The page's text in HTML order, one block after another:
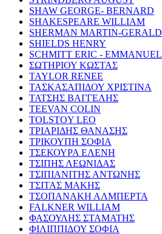
SHAW GEORGE- BERNARD
SHAKESPEARE WILLIAM
SHERMAN MARTIN-GERALD
SHIELDS HENRY
SCHMITT ERIC - EMMANUEL
ΣΩΤΗΡΙΟΥ ΚΩΣΤΑΣ
TAYLOR RENEE
ΤΑΣΚΑΣΑΠΙΔΟΥ ΧΡΙΣΤΙΝΑ
ΤΑΤΣΗΣ ΒΑΓΓΕΛΗΣ
TEEVAN COLIN
TOLSTOY LEO
ΤΡΙΑΡΙΔΗΣ ΘΑΝΑΣΗΣ
ΤΡΙΚΟΥΠΗ ΣΟΦΙΑ
ΤΣΕΚΟΥΡΑ ΕΛΕΝΗ
ΤΣΙΠΗΣ ΛΕΩΝΙΔΑΣ
ΤΣΙΠΙΑΝΙΤΗΣ ΑΝΤΩΝΗΣ
ΤΣΙΤΑΣ ΜΑΚΗΣ
ΤΣΟΠΑΝΑΚΗ ΑΛΜΠΕΡΤΑ
FALKNER WILLIAM
ΦΑΣΟΥΛΗΣ ΣΤΑΜΑΤΗΣ
ΦΙΛΙΠΠΙΔΟΥ ΣΟΦΙΑ